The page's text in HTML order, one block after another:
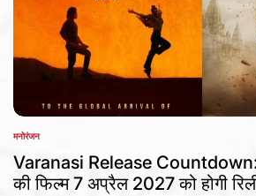
POSTED
IN
मनोरंजन
Varanasi Release
की फिल्म 7 अप्रैल 2027 को होगी